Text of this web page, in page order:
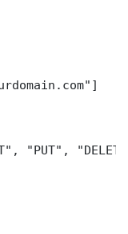
"PUT",